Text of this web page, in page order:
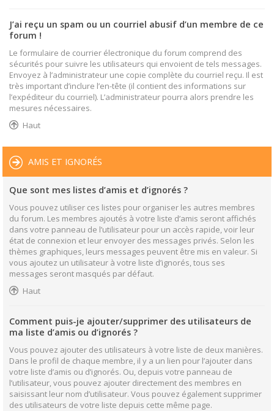
J’ai reçu un spam ou un courriel abusif d’un membre de ce
forum !
Le formulaire de courrier électronique du forum comprend des
sécurités pour suivre les utilisateurs qui envoient de tels messages.
Envoyez à l’administrateur une copie complète du courriel reçu. Il est
très important d’inclure l’en-tête (il contient des informations sur
l’expéditeur du courriel). L’administrateur pourra alors prendre les
mesures nécessaires.
Haut
AMIS ET IGNORÉS
Que sont mes listes d’amis et d’ignorés ?
Vous pouvez utiliser ces listes pour organiser les autres membres
du forum. Les membres ajoutés à votre liste d’amis seront affichés
dans votre panneau de l’utilisateur pour un accès rapide, voir leur
état de connexion et leur envoyer des messages privés. Selon les
thèmes graphiques, leurs messages peuvent être mis en valeur. Si
vous ajoutez un utilisateur à votre liste d’ignorés, tous ses
messages seront masqués par défaut.
Haut
Comment puis-je ajouter/supprimer des utilisateurs de
ma liste d’amis ou d’ignorés ?
Vous pouvez ajouter des utilisateurs à votre liste de deux manières.
Dans le profil de chaque membre, il y a un lien pour l’ajouter dans
votre liste d’amis ou d’ignorés. Ou, depuis votre panneau de
l’utilisateur, vous pouvez ajouter directement des membres en
saisissant leur nom d’utilisateur. Vous pouvez également supprimer
des utilisateurs de votre liste depuis cette même page.